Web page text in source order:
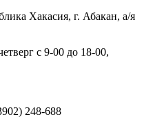
Хакасия, г. Абакан, а/я
с 9-00 до 18-00,
248-688